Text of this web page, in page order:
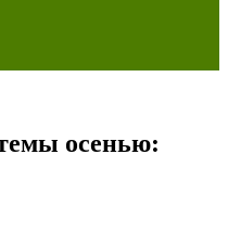
осенью: